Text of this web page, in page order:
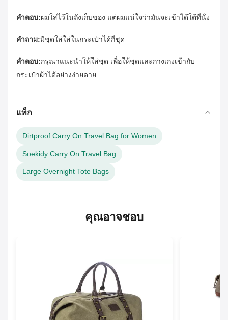
คําตอบ:ผมใส่ไว้ในถังเก็บของ แต่ผมแน่ใจว่ามันจะเข้าได้ใต้ที่นั่ง
คําถาม:มีชุดใส่ใส่ในกระเป๋าได้กี่ชุด
คําตอบ:กรุณาแนะนําให้ใส่ชุด เพื่อให้ชุดและกางเกงเข้ากับ
กระเป๋าผ้าได้อย่างง่ายดาย
แท็ก
Dirtproof Carry On Travel Bag for Women
Soekidy Carry On Travel Bag
Large Overnight Tote Bags
คุณอาจชอบ